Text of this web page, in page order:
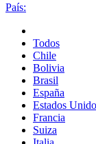
País:
Todos
Chile
Bolivia
Brasil
España
Estados
Francia
Suiza